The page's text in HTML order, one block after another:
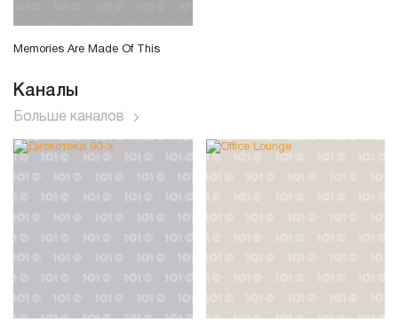
Memories Are Made Of This
Каналы
Больше каналов